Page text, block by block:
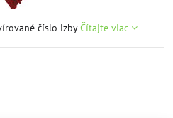
číslo izbyČítajte viac